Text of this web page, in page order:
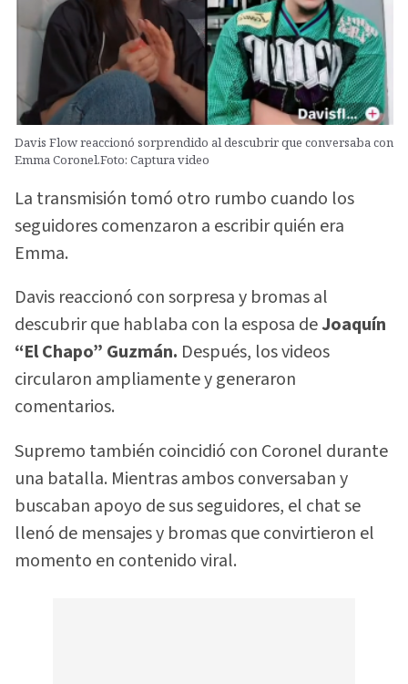
Davis Flow reaccionó sorprendido al descubrir que conversaba con
Emma Coronel.Foto: Captura video
La transmisión tomó otro rumbo cuando los
seguidores comenzaron a escribir quién era
Emma.
Davis reaccionó con sorpresa y bromas al
descubrir que hablaba con la esposa deJoaquín
“El Chapo” Guzmán. Después, los videos
circularon ampliamente y generaron
comentarios.
Supremo también coincidió con Coronel durante
una batalla. Mientras ambos conversaban y
buscaban apoyo de sus seguidores, el chat se
llenó de mensajes y bromas que convirtieron el
momento en contenido viral.